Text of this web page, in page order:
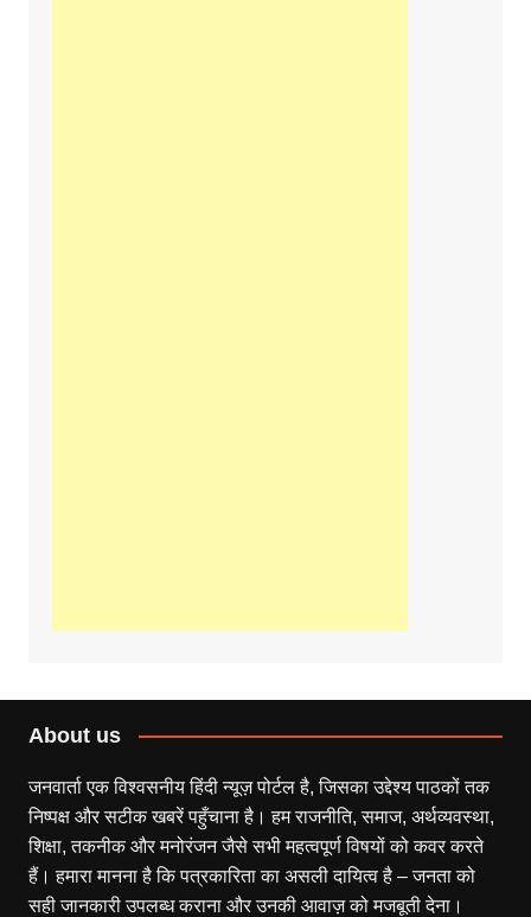
About us
जनवार्ता एक विश्वसनीय हिंदी न्यूज़ पोर्टल है, जिसका उद्देश्य पाठकों तक
निष्पक्ष और सटीक खबरें पहुँचाना है। हम राजनीति, समाज, अर्थव्यवस्था,
शिक्षा, तकनीक और मनोरंजन जैसे सभी महत्वपूर्ण विषयों को कवर करते
हैं। हमारा मानना है कि पत्रकारिता का असली दायित्व है – जनता को
सही जानकारी उपलब्ध कराना और उनकी आवाज़ को मजबूती देना।